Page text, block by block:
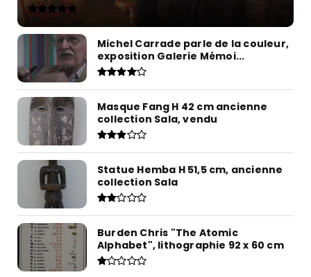
Michel Carrade parle de la couleur,
exposition Galerie Mémoi...
Masque Fang H 42 cm ancienne
collection Sala, vendu
Statue Hemba H 51,5 cm, ancienne
collection Sala
Burden Chris "The Atomic
Alphabet", lithographie 92 x 60 cm